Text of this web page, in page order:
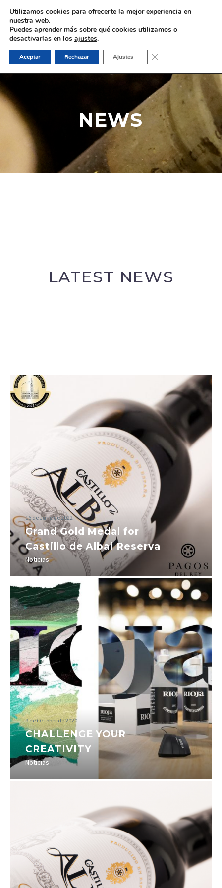
Español
NEWS
LATEST NEWS
16 de June de 2022
Grand Gold Medal for
Castillo de Albai Reserva
Noticias
9 de October de 2020
CHALLENGE YOUR
CREATIVITY
Noticias
Utilizamos cookies para ofrecerte la mejor experiencia en
nuestra web.
Puedes aprender más sobre qué cookies utilizamos o
desactivarlas en los ajustes.
Aceptar Rechazar Ajustes Close GDPR Cookie